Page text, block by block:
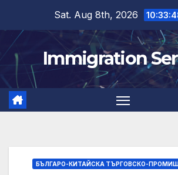
content
Sat. Aug 8th, 2026
Immigration
БЪЛГАРО-КИТАЙСКА ТЪРГОВСКО-